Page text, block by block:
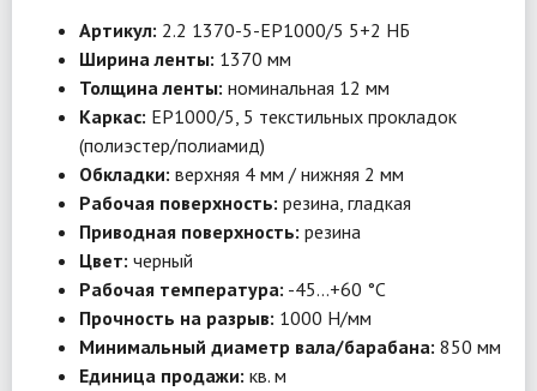
Артикул: 2.2 1370-5-EP1000/5 5+2 НБ
Ширина ленты: 1370 мм
Толщина ленты: номинальная 12 мм
Каркас: EP1000/5, 5 текстильных прокладок
(полиэстер/полиамид)
Обкладки: верхняя 4 мм / нижняя 2 мм
Рабочая поверхность: резина, гладкая
Приводная поверхность: резина
Цвет: черный
Рабочая температура: -45…+60 °C
Прочность на разрыв: 1000 Н/мм
Минимальный диаметр вала/барабана: 850 мм
Единица продажи: кв. м